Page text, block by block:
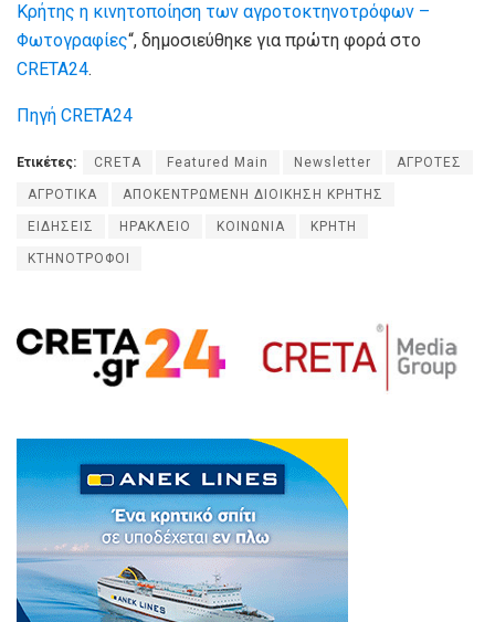
Κρήτης η κινητοποίηση των αγροτοκτηνοτρόφων –
Φωτογραφίες“, δημοσιεύθηκε για πρώτη φορά στο
CRETA24.
Πηγή CRETA24
Ετικέτες: CRETA Featured Main Newsletter ΑΓΡΟΤΕΣ
ΑΓΡΟΤΙΚΑ ΑΠΟΚΕΝΤΡΩΜΕΝΗ ΔΙΟΙΚΗΣΗ ΚΡΗΤΗΣ
ΕΙΔΗΣΕΙΣ ΗΡΑΚΛΕΙΟ ΚΟΙΝΩΝΙΑ ΚΡΗΤΗ
ΚΤΗΝΟΤΡΟΦΟΙ